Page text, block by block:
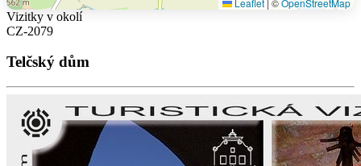
Vizitky v okolí
CZ-2079
Telčský dům